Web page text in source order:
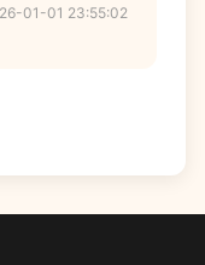
01-01 23:55:02